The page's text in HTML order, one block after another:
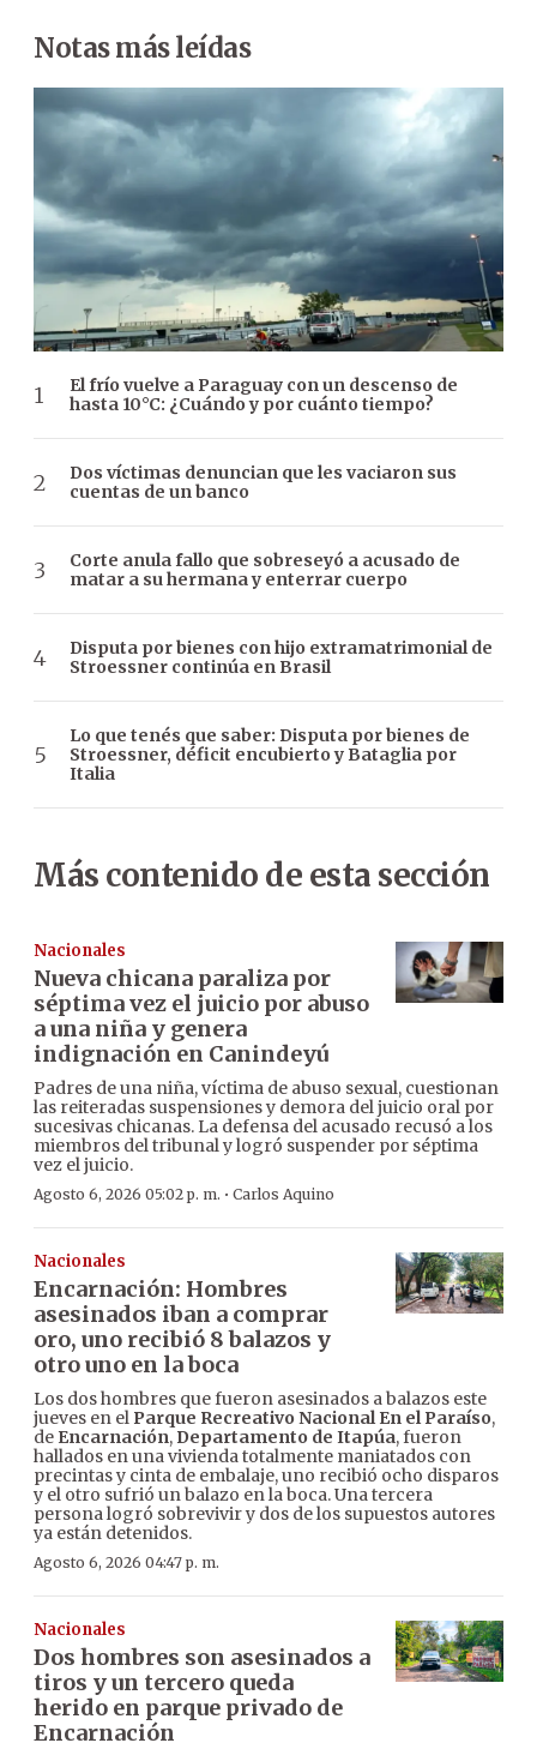
Notas más leídas
El frío vuelve a Paraguay con un descenso de
hasta 10°C: ¿Cuándo y por cuánto tiempo?
Dos víctimas denuncian que les vaciaron sus
cuentas de un banco
Corte anula fallo que sobreseyó a acusado de
matar a su hermana y enterrar cuerpo
Disputa por bienes con hijo extramatrimonial de
Stroessner continúa en Brasil
Lo que tenés que saber: Disputa por bienes de
Stroessner, déficit encubierto y Bataglia por
Italia
Más contenido de esta sección
Nacionales
Nueva chicana paraliza por
séptima vez el juicio por abuso
a una niña y genera
indignación en Canindeyú
Padres de una niña, víctima de abuso sexual, cuestionan
las reiteradas suspensiones y demora del juicio oral por
sucesivas chicanas. La defensa del acusado recusó a los
miembros del tribunal y logró suspender por séptima
vez el juicio.
Agosto 6, 2026 05:02 p. m. · Carlos Aquino
Nacionales
Encarnación: Hombres
asesinados iban a comprar
oro, uno recibió 8 balazos y
otro uno en la boca
Los dos hombres que fueron asesinados a balazos este
jueves en el Parque Recreativo Nacional En el Paraíso,
de Encarnación, Departamento de Itapúa, fueron
hallados en una vivienda totalmente maniatados con
precintas y cinta de embalaje, uno recibió ocho disparos
y el otro sufrió un balazo en la boca. Una tercera
persona logró sobrevivir y dos de los supuestos autores
ya están detenidos.
Agosto 6, 2026 04:47 p. m.
Nacionales
Dos hombres son asesinados a
tiros y un tercero queda
herido en parque privado de
Encarnación